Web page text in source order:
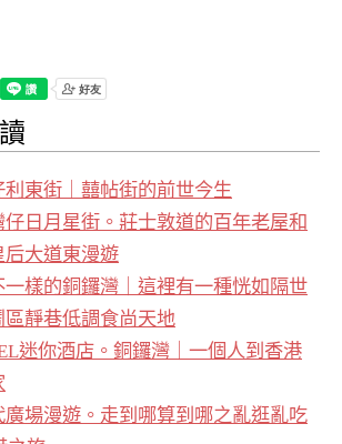
利東街｜囍帖街的前世今生
日月星街。莊士敦道的百年老屋和
后大道東漫遊
一樣的銅鑼灣｜這裡有一種恍如隔世
區靜巷低調食尚天地
迷你酒店。銅鑼灣｜一個人到香港
廣場漫遊。走到哪算到哪之亂逛亂吃